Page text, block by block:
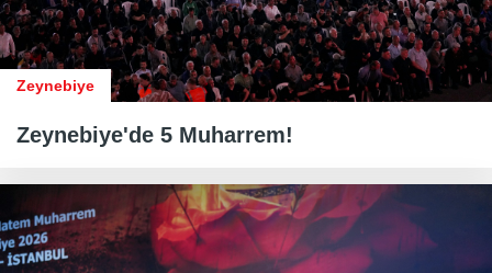
Zeynebiye
Zeynebiye'de 5 Muharrem!